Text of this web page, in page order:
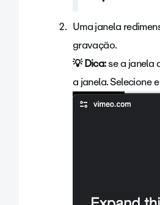
Uma janela
gravação.
💡 Dica:se a janela
a janela. Selecione